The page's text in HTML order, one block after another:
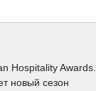
Hospitality Awards.
новый сезон